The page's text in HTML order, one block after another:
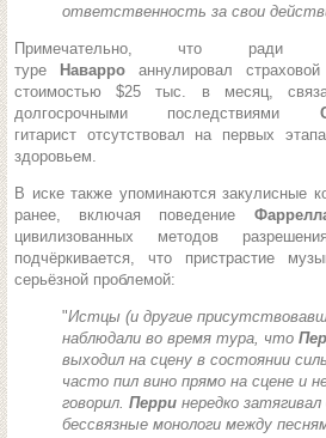
ответственность за свои
Примечательно, что
туре
Наварро аннулировал
стоимостью $25 тыс. в месяц,
долгосрочными последствиями
гитарист отсутствовал на первых
здоровьем.
В иске также упоминаются закулисные
ранее, включая поведение
цивилизованных методов
подчёркивается, что пристрастие
серьёзной проблемой:
"Истцы (и другие
наблюдали во время тура, что
выходил на сцену в состоянии
часто пил вино прямо на сцене и
говорил. Перри нередко
бессвязные монологи между